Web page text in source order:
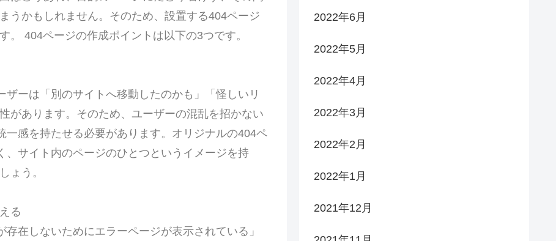
うかもしれません。そのため、設置する404ページ
。 404ページの作成ポイントは以下の3つです。
ーは「別のサイトへ移動したのかも」「怪しいリ
があります。そのため、ユーザーの混乱を招かない
感を持たせる必要があります。オリジナルの404ペ
サイト内のページのひとつというイメージを持
ょう。
る
在しないためにエラーページが表示されている」
2022年6月
2022年5月
2022年4月
2022年3月
2022年2月
2022年1月
2021年12月